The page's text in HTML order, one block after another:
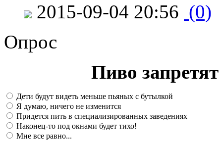
2015-09-04 20:56 (0)
Опрос
Пиво
Дети будут видеть меньше пьяных с бутылкой
Я думаю, ничего не изменится
Придется пить в специализированных заведениях
Наконец-то под окнами будет тихо!
Мне все равно...